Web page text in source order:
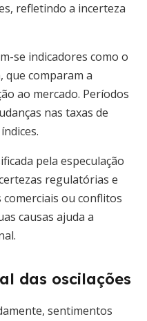
refletindo a incerteza
se indicadores como o
que comparam a
ao mercado. Períodos
nas taxas de
pela especulação
regulatórias e
ou conflitos
causas ajuda a
das oscilações
sentimentos